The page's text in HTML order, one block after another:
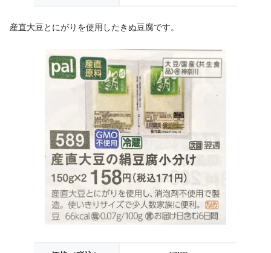
産直大豆とにがりを使用したきぬ豆腐です。